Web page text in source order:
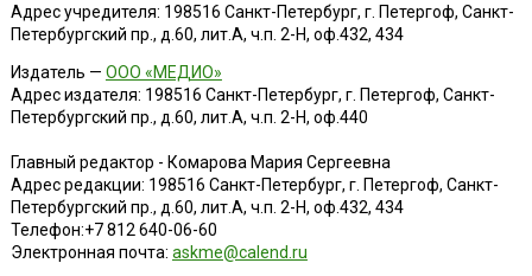
Адрес учредителя: 198516 Санкт-Петербург, г. Петергоф, Санкт-
Петербургский пр., д.60, лит.А, ч.п. 2-Н, оф.432, 434
Издатель — ООО «МЕДИО»
Адрес издателя: 198516 Санкт-Петербург, г. Петергоф, Санкт-
Петербургский пр., д.60, лит.А, ч.п. 2-Н, оф.440
Главный редактор - Комарова Мария Сергеевна
Адрес редакции: 198516 Санкт-Петербург, г. Петергоф, Санкт-
Петербургский пр., д.60, лит.А, ч.п. 2-Н, оф.432, 434
Телефон:+7 812 640-06-60
Электронная почта: askme@calend.ru